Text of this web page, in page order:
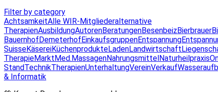
Filter by category
AchtsamkeitAlle WIR-Mitgliederalternative
TherapienAusbildungAutorenBeratungenBesenbeizBierbrauer
BauernhofDemeterhofEinkaufsgruppenEntspannung
SuisseKäsereiKüchenprodukteLadenLandwirtschaft
TherapieMarktMed.MassagenNahrungsmittelNaturheilpraxis
StandTechnikTherapienUnterhaltungVereinVerkauf
& Informatik